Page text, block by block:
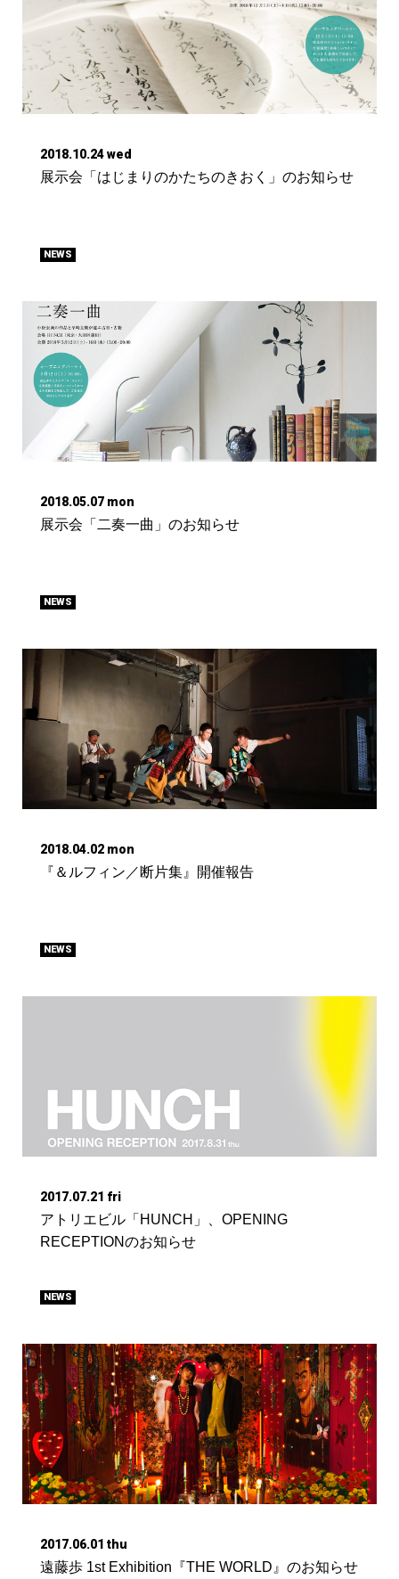
2018.10.24 wed
展示会「はじまりのかたちのきおく」のお知らせ
NEWS
2018.05.07 mon
展示会「二奏一曲」のお知らせ
NEWS
2018.04.02 mon
『＆ルフィン／断片集』開催報告
NEWS
2017.07.21 fri
アトリエビル「HUNCH」、OPENING
RECEPTIONのお知らせ
NEWS
2017.06.01 thu
遠藤歩 1st Exhibition『THE WORLD』のお知らせ